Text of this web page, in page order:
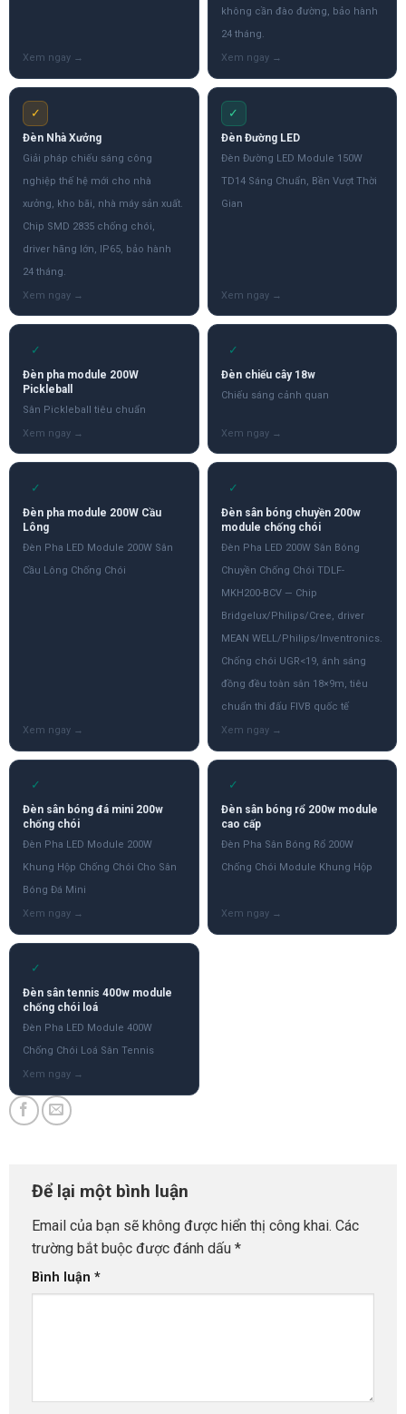
không cần đào đường, bảo hành
24 tháng.
✓
Đèn Nhà Xưởng
Giải pháp chiếu sáng công
nghiệp thế hệ mới cho nhà
xưởng, kho bãi, nhà máy sản xuất.
Chip SMD 2835 chống chói,
driver hãng lớn, IP65, bảo hành
24 tháng.
✓
Đèn Đường LED
Đèn Đường LED Module 150W
TD14 Sáng Chuẩn, Bền Vượt Thời
Gian
✓
Đèn pha module 200W
Pickleball
Sân Pickleball tiêu chuẩn
✓
Đèn chiếu cây 18w
Chiếu sáng cảnh quan
✓
Đèn pha module 200W Cầu
Lông
Đèn Pha LED Module 200W Sân
Cầu Lông Chống Chói
✓
Đèn sân bóng chuyền 200w
module chống chói
Đèn Pha LED 200W Sân Bóng
Chuyền Chống Chói TDLF-
MKH200-BCV — Chip
Bridgelux/Philips/Cree, driver
MEAN WELL/Philips/Inventronics.
Chống chói UGR<19, ánh sáng
đồng đều toàn sân 18×9m, tiêu
chuẩn thi đấu FIVB quốc tế
✓
Đèn sân bóng đá mini 200w
chống chói
Đèn Pha LED Module 200W
Khung Hộp Chống Chói Cho Sân
Bóng Đá Mini
✓
Đèn sân bóng rổ 200w module
cao cấp
Đèn Pha Sân Bóng Rổ 200W
Chống Chói Module Khung Hộp
✓
Đèn sân tennis 400w module
chống chói loá
Đèn Pha LED Module 400W
Chống Chói Loá Sân Tennis
Để lại một bình luận
Email của bạn sẽ không được hiển thị công khai. Các
trường bắt buộc được đánh dấu *
Bình luận *